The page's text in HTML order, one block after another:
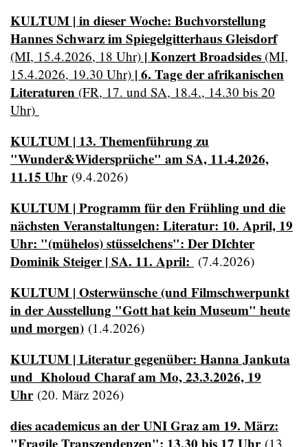
KULTUM | in dieser Woche: Buchvorstellung
Hannes Schwarz im Spiegelgitterhaus Gleisdorf
(MI, 15.4.2026, 18 Uhr) | Konzert Broadsides (MI,
15.4.2026, 19.30 Uhr) | 6. Tage der afrikanischen
Literaturen (FR, 17. und SA, 18.4., 14.30 bis 20
Uhr)
KULTUM | 13. Themenführung zu
"Wunder&Widersprüche" am SA, 11.4.2026,
11.15 Uhr (9.4.2026)
KULTUM | Programm für den Frühling und die
nächsten Veranstaltungen: Literatur: 10. April, 19
Uhr: "(mühelos) stüsselchens": Der DIchter
Dominik Steiger | SA. 11. April: (7.4.2026)
KULTUM | Osterwünsche (und Filmschwerpunkt
in der Ausstellung "Gott hat kein Museum" heute
und morgen) (1.4.2026)
KULTUM | Literatur gegenüber: Hanna Jankuta
und Kholoud Charaf am Mo, 23.3.2026, 19
Uhr(20. März 2026)
dies academicus an der UNI Graz am 19. März:
(13.